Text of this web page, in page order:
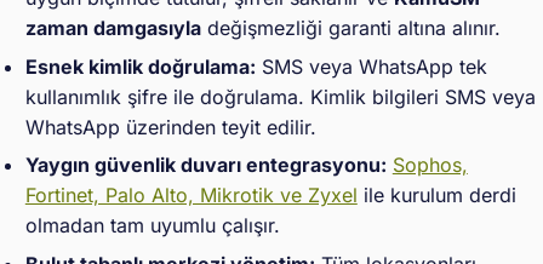
zaman damgasıyladeğişmezliği garanti altına alınır.
Esnek kimlik doğrulama: SMS veya WhatsApp tek
kullanımlık şifre ile doğrulama. Kimlik bilgileri SMS veya
WhatsApp üzerinden teyit edilir.
Yaygın güvenlik duvarı entegrasyonu: Sophos,
Fortinet, Palo Alto, Mikrotik ve Zyxel ile kurulum derdi
olmadan tam uyumlu çalışır.